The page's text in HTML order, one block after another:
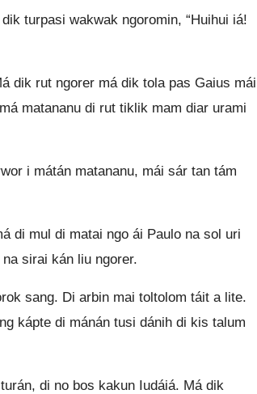
turpasi wakwak ngoromin, “Huihui iá!
dik rut ngorer má dik tola pas Gaius mái
matananu di rut tiklik mam diar urami
i mátán matananu, mái sár tan tám
di mul di matai ngo ái Paulo na sol uri
sirai kán liu ngorer.
sang. Di arbin mai toltolom táit a lite.
kápte di mánán tusi dánih di kis talum
di no bos kakun Iudáiá. Má dik